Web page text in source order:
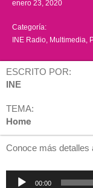
enero 23, 2020
Categoría:
INE Radio Multimedia
ESCRITO POR:
INE
TEMA:
Home
Conoce más detalles
Reproductor
00:00